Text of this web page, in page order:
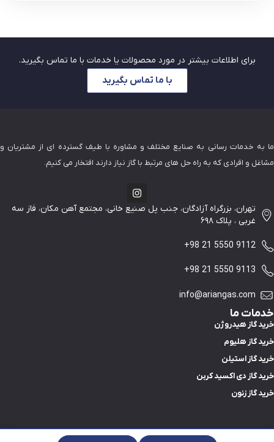
برای اطلاعات بیشتر در مورد محصولات یا خدمات با ما تماس بگیرید.
با ما تماس بگیرید
ما به خدمات رسانی به صنایع مختلف و مشاوره با طیف گسترده ای از مشتریان و
مشاغل و افرادی که به راه حل های مرتبط با گاز نیاز دارند افتخار می کنیم.
تهران، بزرگراه آزادگان، جنب پل صنیع خانی، مجتمع آهن مکان، فاز سه
غربی ، پلاک ۶۹۸
+98 21 5550 9112
+98 21 5550 9113
info@ariangas.com
خدمات ما
خرید گاز هیدروژن
خرید گاز هلیوم
خرید گاز استیلن
خرید گاز دی اکسید کربن
خرید گاز زنون